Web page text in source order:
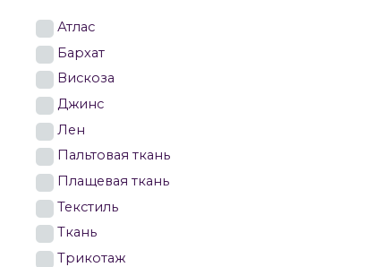
Атлас
Бархат
Вискоза
Джинс
Лен
Пальтовая ткань
Плащевая ткань
Текстиль
Ткань
Трикотаж